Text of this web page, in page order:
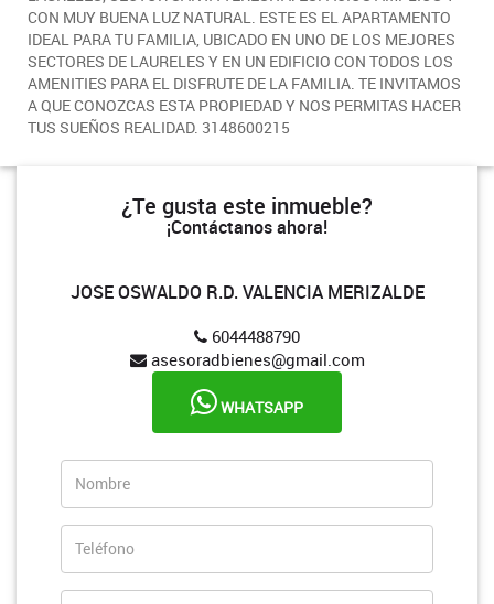
CON MUY BUENA LUZ NATURAL. ESTE ES EL APARTAMENTO
IDEAL PARA TU FAMILIA, UBICADO EN UNO DE LOS MEJORES
SECTORES DE LAURELES Y EN UN EDIFICIO CON TODOS LOS
AMENITIES PARA EL DISFRUTE DE LA FAMILIA. TE INVITAMOS
A QUE CONOZCAS ESTA PROPIEDAD Y NOS PERMITAS HACER
TUS SUEÑOS REALIDAD. 3148600215
¿Te gusta este inmueble?
¡Contáctanos ahora!
JOSE OSWALDO R.D. VALENCIA MERIZALDE
6044488790
asesoradbienes@gmail.com
WHATSAPP